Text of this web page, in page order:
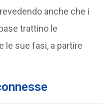
anche che i
trattino le
le sue fasi, a partire